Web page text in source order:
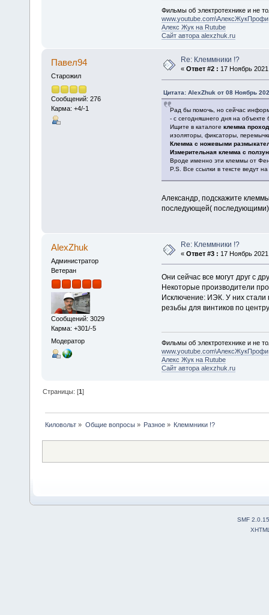
Фильмы об электротехнике и не
www.youtube.com\АлексЖукПрофи
Алекс Жук на Rutube
Сайт автора alexzhuk.ru
Павел94
Старожил
Сообщений: 276
Карма: +4/-1
Re: Клеммники !?
« Ответ #2 : 17 Ноябрь
Цитата: AlexZhuk от 08 Ноябрь
Рад бы помочь, но сейчас
- с сегодняшнего дня на объекте
Ищите в каталоге клемма
изоляторы, фиксаторы,
Клемма с ножевыми
Измерительная клемма с
Вроде именно эти клеммы от
P.S. Все ссылки в тексте ведут
Александр, подскажите
последующей(
AlexZhuk
Администратор
Ветеран
Сообщений: 3029
Карма: +301/-5
Модератор
Re: Клеммники !?
« Ответ #3 : 17 Ноябрь
Они сейчас все могут друг с
Некоторые производители
Исключение: ИЭК. У них стали
резьбы для винтиков по
Фильмы об электротехнике и не
www.youtube.com\АлексЖукПрофи
Алекс Жук на Rutube
Сайт автора alexzhuk.ru
Страницы: [1]
Киловольт » Общие вопросы» Разное» Клеммники !?
SMF 2.0.15